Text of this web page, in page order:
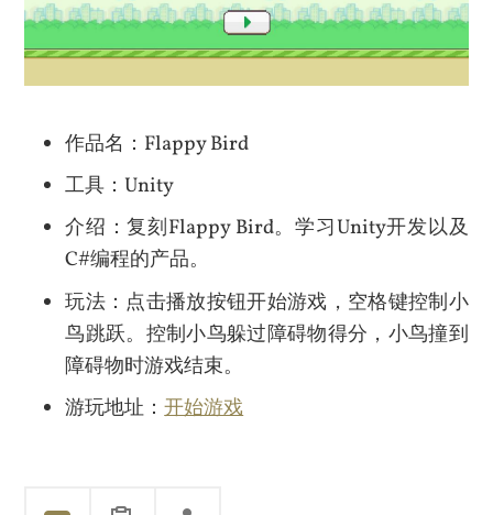
作品名：Flappy Bird
工具：Unity
介绍：复刻Flappy Bird。学习Unity开发以及
C#编程的产品。
玩法：点击播放按钮开始游戏，空格键控制小
鸟跳跃。控制小鸟躲过障碍物得分，小鸟撞到
障碍物时游戏结束。
游玩地址：开始游戏